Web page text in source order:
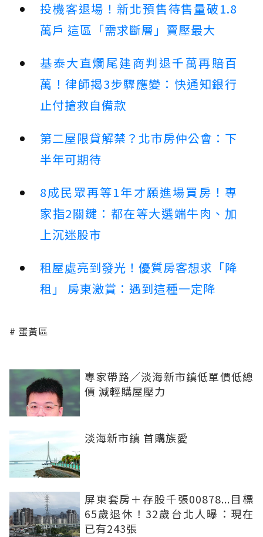
投機客退場！新北預售待售量破1.8
萬戶 這區「需求斷層」賣壓最大
基泰大直爛尾建商判退千萬再賠百
萬！律師揭3步驟應變：快通知銀行
止付搶救自備款
第二屋限貸解禁？北市房仲公會：下
半年可期待
8成民眾再等1年才願進場買房！專
家指2關鍵：都在等大選端牛肉、加
上沉迷股市
租屋處亮到發光！優質房客想求「降
租」 房東激賞：遇到這種一定降
蛋黃區
專家帶路／淡海新市鎮低單價低總
價 減輕購屋壓力
淡海新市鎮 首購族愛
屏東套房＋存股千張00878...目標
65歲退休！32歲台北人曝：現在
已有243張